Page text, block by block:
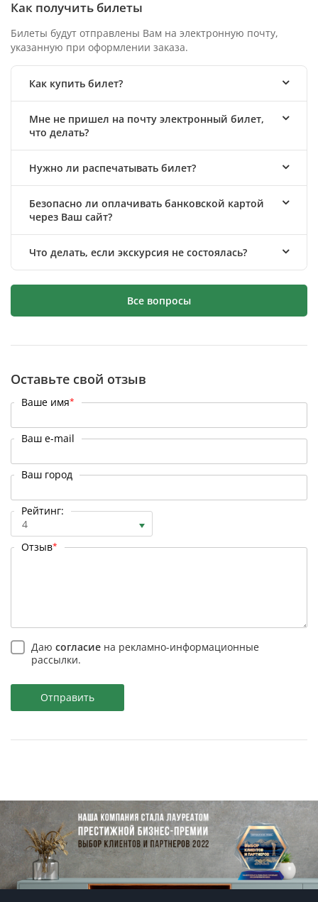
Как получить билеты
Билеты будут отправлены Вам на электронную почту,
указанную при оформлении заказа.
Как купить билет?
Мне не пришел на почту электронный билет,
что делать?
Нужно ли распечатывать билет?
Безопасно ли оплачивать банковской картой
через Ваш сайт?
Что делать, если экскурсия не состоялась?
Все вопросы
Оставьте свой отзыв
Ваше имя*
Ваш e-mail
Ваш город
Рейтинг:
4
Отзыв*
Даю согласие на рекламно-информационные
рассылки.
Отправить